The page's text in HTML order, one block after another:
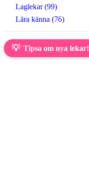
Laglekar (99)
Lära känna (76)
💡 Tipsa om nya lekar!